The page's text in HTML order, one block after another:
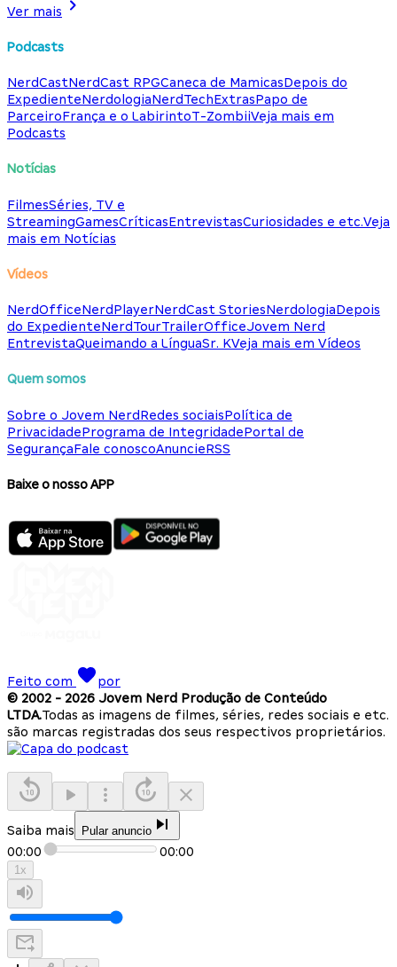
Ver mais
Podcasts
NerdCastNerdCast RPGCaneca de MamicasDepois do
ExpedienteNerdologiaNerdTechExtrasPapo de
ParceiroFrança e o LabirintoT-ZombiiVeja mais em
Podcasts
Notícias
FilmesSéries, TV e
StreamingGamesCríticasEntrevistasCuriosidades e etc.Veja
mais em Notícias
Vídeos
NerdOfficeNerdPlayerNerdCast StoriesNerdologiaDepois
do ExpedienteNerdTourTrailerOfficeJovem Nerd
EntrevistaQueimando a LínguaSr. KVeja mais em Vídeos
Quem somos
Sobre o Jovem NerdRedes sociaisPolítica de
PrivacidadePrograma de IntegridadePortal de
SegurançaFale conoscoAnuncieRSS
Baixe o nosso APP
Feito com
por
© 2002 - 2026 Jovem Nerd Produção de Conteúdo
LTDA.Todas as imagens de filmes, séries, redes sociais e etc.
são marcas registradas dos seus respectivos proprietários.
Saiba mais Pular anuncio
00:00 00:00
1x